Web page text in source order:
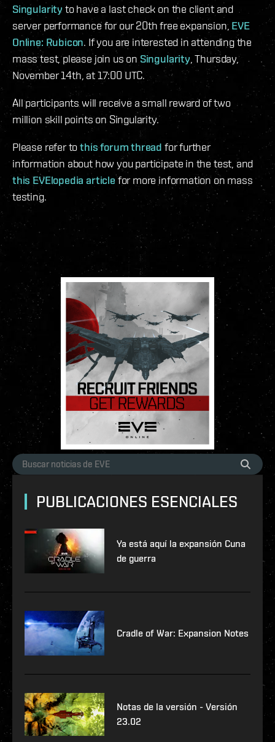
Singularity to have a last check on the client and
server performance for our 20th free expansion, EVE
Online: Rubicon. If you are interested in attending the
mass test, please join us on Singularity, Thursday,
November 14th, at 17:00 UTC.
All participants will receive a small reward of two
million skill points on Singularity.
Please refer tothis forum thread for further
information about how you participate in the test, and
this EVElopedia article for more information on mass
testing.
PUBLICACIONES ESENCIALES
Ya está aquí la expansión Cuna
de guerra
Cradle of War: Expansion Notes
Notas de la versión - Versión
23.02